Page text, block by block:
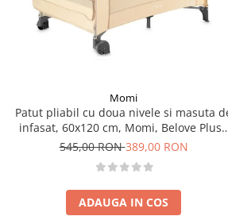
Momi
Patut pliabil cu doua nivele si masuta
infasat, 60x120 cm, Momi, Belove Plus -
Beige
545,00 RON389,00 RON
ADAUGA IN COS